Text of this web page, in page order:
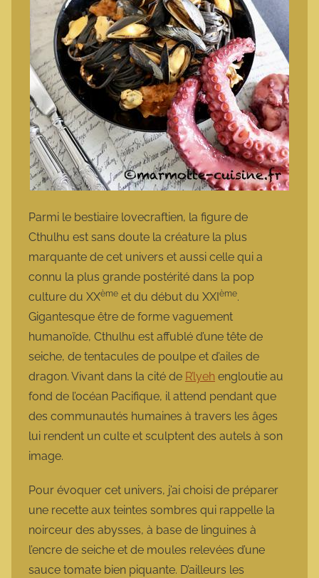
Parmi le bestiaire lovecraftien, la figure de
Cthulhu est sans doute la créature la plus
marquante de cet univers et aussi celle qui a
connu la plus grande postérité dans la pop
culture du XXème et du début du XXI ème.
Gigantesque être de forme vaguement
humanoïde, Cthulhu est affublé d’une tête de
seiche, de tentacules de poulpe et d’ailes de
dragon. Vivant dans la cité de R’lyeh engloutie au
fond de l’océan Pacifique, il attend pendant que
des communautés humaines à travers les âges
lui rendent un culte et sculptent des autels à son
image.
Pour évoquer cet univers, j’ai choisi de préparer
une recette aux teintes sombres qui rappelle la
noirceur des abysses, à base de linguines à
l’encre de seiche et de moules relevées d’une
sauce tomate bien piquante. D’ailleurs les